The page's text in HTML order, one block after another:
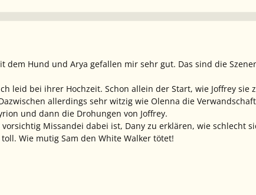
dem Hund und Arya gefallen mir sehr gut. Das sind die
leid bei ihrer Hochzeit. Schon allein der Start, wie Joffrey
allerdings sehr witzig wie Olenna die
und dann die Drohungen von Joffrey.
Missandei dabei ist, Dany zu erklären, wie schlecht
Wie mutig Sam den White Walker tötet!